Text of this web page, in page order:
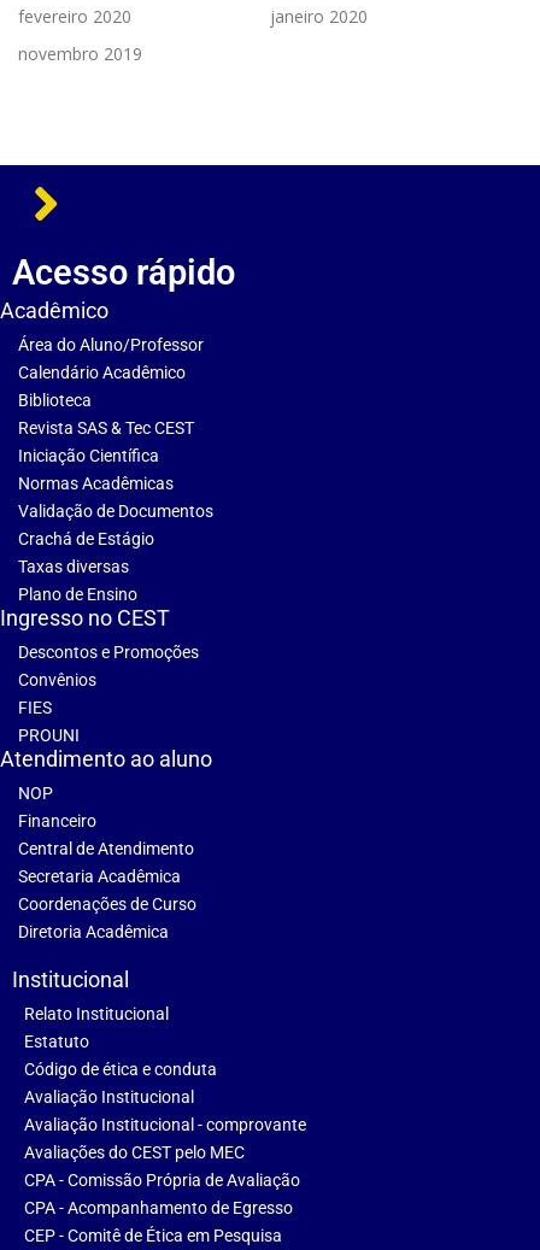
fevereiro 2020
janeiro 2020
novembro 2019
Acesso rápido
Acadêmico
Área do Aluno/Professor
Calendário Acadêmico
Biblioteca
Revista SAS & Tec CEST
Iniciação Científica
Normas Acadêmicas
Validação de Documentos
Crachá de Estágio
Taxas diversas
Plano de Ensino
Ingresso no CEST
Descontos e Promoções
Convênios
FIES
PROUNI
Atendimento ao aluno
NOP
Financeiro
Central de Atendimento
Secretaria Acadêmica
Coordenações de Curso
Diretoria Acadêmica
Institucional
Relato Institucional
Estatuto
Código de ética e conduta
Avaliação Institucional
Avaliação Institucional - comprovante
Avaliações do CEST pelo MEC
CPA - Comissão Própria de Avaliação
CPA - Acompanhamento de Egresso
CEP - Comitê de Ética em Pesquisa